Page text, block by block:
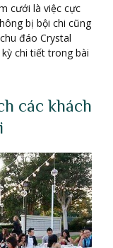
cưới là việc cực
bị bội chi cũng
đáo Crystal
chi tiết trong bài
các khách